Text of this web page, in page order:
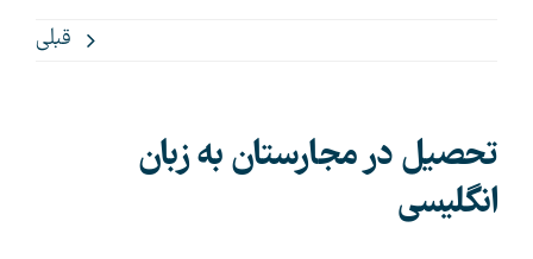
قبلی
تحصیل در مجارستان به زبان
انگلیسی